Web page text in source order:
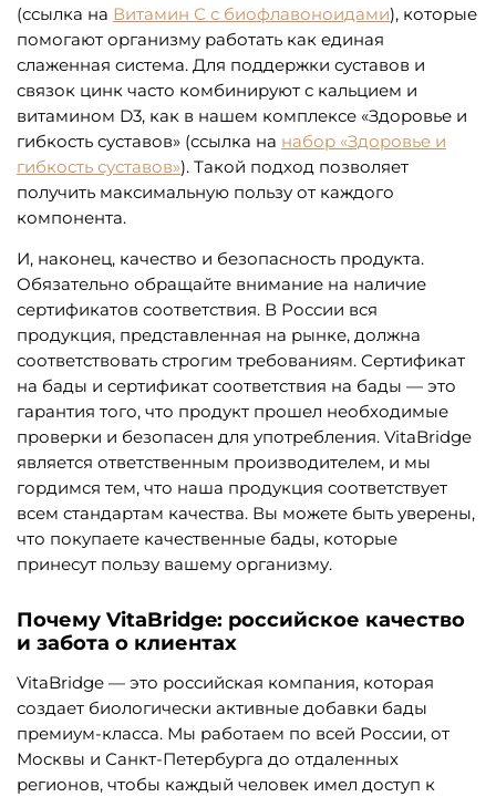
(ссылка на Витамин С с биофлавоноидами), которые
помогают организму работать как единая
слаженная система. Для поддержки суставов и
связок цинк часто комбинируют с кальцием и
витамином D3, как в нашем комплексе «Здоровье и
гибкость суставов» (ссылка на набор «Здоровье и
гибкость суставов»). Такой подход позволяет
получить максимальную пользу от каждого
компонента.
И, наконец, качество и безопасность продукта.
Обязательно обращайте внимание на наличие
сертификатов соответствия. В России вся
продукция, представленная на рынке, должна
соответствовать строгим требованиям. Сертификат
на бады и сертификат соответствия на бады — это
гарантия того, что продукт прошел необходимые
проверки и безопасен для употребления. VitaBridge
является ответственным производителем, и мы
гордимся тем, что наша продукция соответствует
всем стандартам качества. Вы можете быть уверены,
что покупаете качественные бады, которые
принесут пользу вашему организму.
Почему VitaBridge: российское качество
и забота о клиентах
VitaBridge — это российская компания, которая
создает биологически активные добавки бады
премиум-класса. Мы работаем по всей России, от
Москвы и Санкт-Петербурга до отдаленных
регионов, чтобы каждый человек имел доступ к